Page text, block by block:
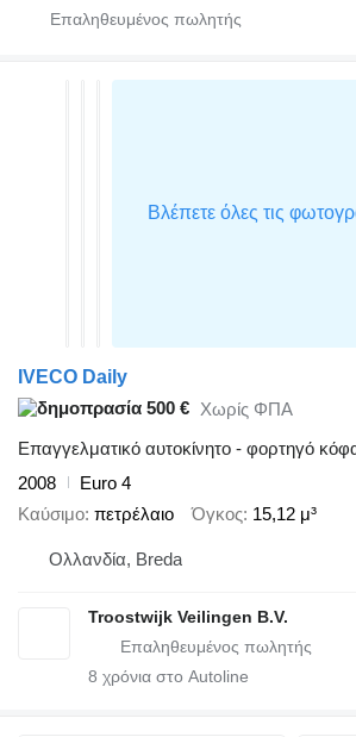
IVECO Daily
500 € Χωρίς ΦΠΑ
Επαγγελματικό αυτοκίνητο - φορτηγό
2008
Euro 4
Καύσιμο πετρέλαιο Όγκος 15,12 μ³
Ολλανδία, Breda
Troostwijk Veilingen B.V.
8 χρόνια στο Autoline